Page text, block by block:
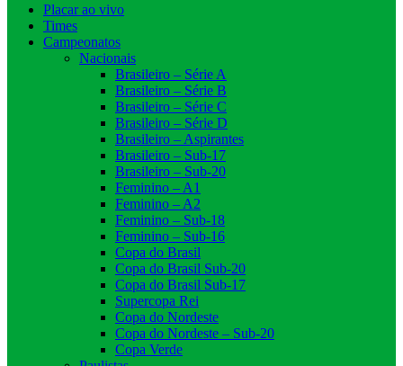
Placar ao vivo
Times
Campeonatos
Nacionais
Brasileiro – Série A
Brasileiro – Série B
Brasileiro – Série C
Brasileiro – Série D
Brasileiro – Aspirantes
Brasileiro – Sub-17
Brasileiro – Sub-20
Feminino – A1
Feminino – A2
Feminino – Sub-18
Feminino – Sub-16
Copa do Brasil
Copa do Brasil Sub-20
Copa do Brasil Sub-17
Supercopa Rei
Copa do Nordeste
Copa do Nordeste – Sub-20
Copa Verde